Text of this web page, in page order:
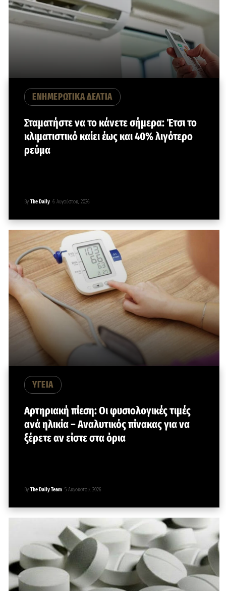
ΕΝΗΜΕΡΩΤΙΚΑ ΔΕΛΤΙΑ
Σταματήστε να το κάνετε σήμερα: Έτσι το
κλιματιστικό καίει έως και 40% λιγότερο
ρεύμα
By The Daily 6 Αυγούστου, 2026
ΥΓΕΙΑ
Αρτηριακή πίεση: Οι φυσιολογικές τιμές
ανά ηλικία – Αναλυτικός πίνακας για να
ξέρετε αν είστε στα όρια
By The Daily Team 5 Αυγούστου, 2026